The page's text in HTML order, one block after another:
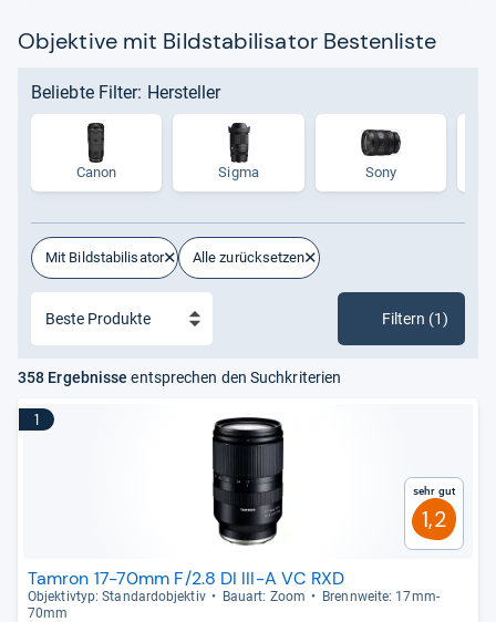
Objektive mit Bildstabilisator Bestenliste
Beliebte Filter: Hersteller
Canon Sigma Sony
Mit Bildstabilisator Alle zurücksetzen
Filtern (1)
358 Ergebnisse entsprechen den Suchkriterien
1
Sehr gut
1,2
Tamron 17-70mm F/2.8 DI III-A VC RXD
Objek­tiv­typ: Stan­dar­d­ob­jek­tiv Bau­art: Zoom
Brenn­weite: 17mm-​
70mm